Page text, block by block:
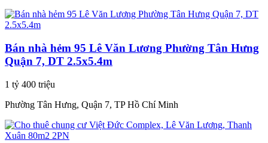
Bán nhà hẻm 95 Lê Văn Lương Phường Tân Hưng
Quận 7, DT 2.5x5.4m
1 tỷ 400 triệu
Phường Tân Hưng, Quận 7, TP Hồ Chí Minh